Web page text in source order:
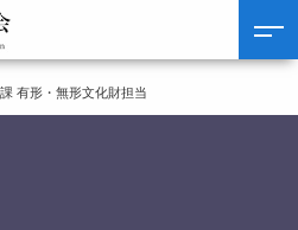
有形・無形文化財担当